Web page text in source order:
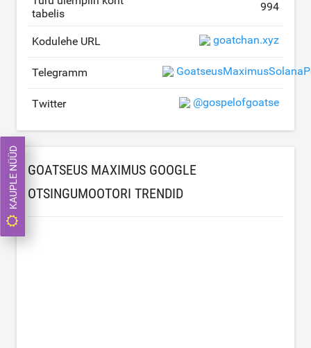
tabelis
994
Kodulehe URL goatchan.xyz
Telegramm
Twitter @gospelofgoatse
GOATSEUS MAXIMUS GOOGLE
OTSINGUMOOTORI TRENDID
KAUPLE NÜÜD